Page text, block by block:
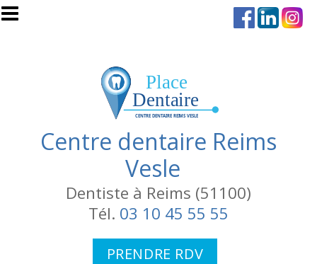
Aller au contenu principal
Centre dentaire Reims
Vesle
Dentiste à Reims (51100)
Tél. 03 10 45 55 55
PRENDRE RDV